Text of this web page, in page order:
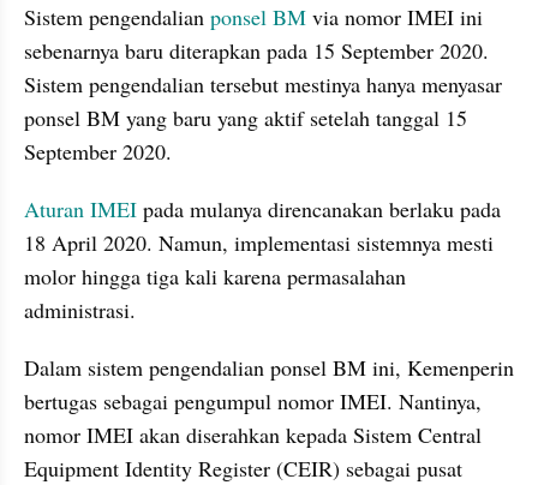
Sistem pengendalian ponsel BM via nomor IMEI ini
sebenarnya baru diterapkan pada 15 September 2020.
Sistem pengendalian tersebut mestinya hanya menyasar
ponsel BM yang baru yang aktif setelah tanggal 15
September 2020.
Aturan IMEI pada mulanya direncanakan berlaku pada
18 April 2020. Namun, implementasi sistemnya mesti
molor hingga tiga kali karena permasalahan
administrasi.
Dalam sistem pengendalian ponsel BM ini, Kemenperin
bertugas sebagai pengumpul nomor IMEI. Nantinya,
nomor IMEI akan diserahkan kepada Sistem Central
Equipment Identity Register (CEIR) sebagai pusat